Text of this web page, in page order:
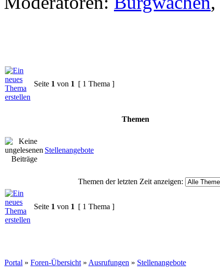
Seite 1 von 1 [ 1 Thema ]
Themen
Stellenangebote
Themen der letzten Zeit anzeigen:
Seite 1 von 1 [ 1 Thema ]
Portal » Foren-Übersicht » Ausrufungen » Stellenangebote